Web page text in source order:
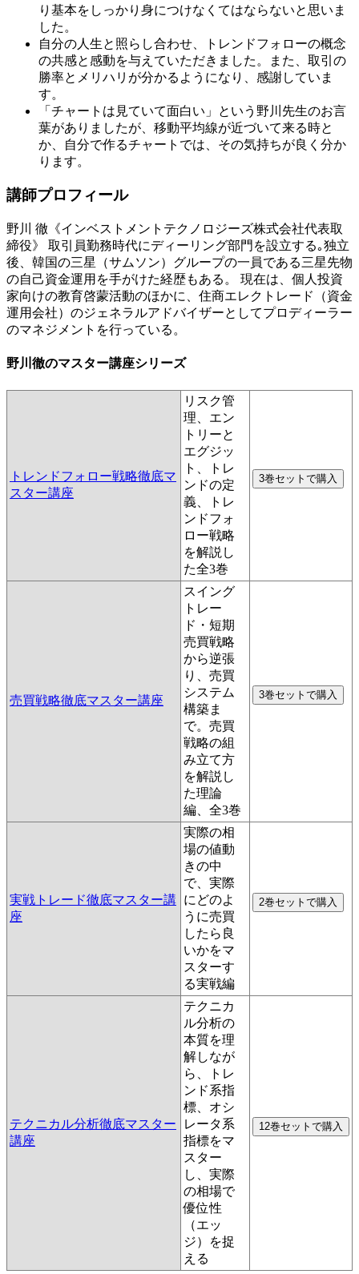
り基本をしっかり身につけなくてはならないと思いま
した。
自分の人生と照らし合わせ、トレンドフォローの概念
の共感と感動を与えていただきました。また、取引の
勝率とメリハリが分かるようになり、感謝していま
す。
「チャートは見ていて面白い」という野川先生のお言
葉がありましたが、移動平均線が近づいて来る時と
か、自分で作るチャートでは、その気持ちが良く分か
ります。
講師プロフィール
野川 徹《インベストメントテクノロジーズ株式会社代表取
締役》 取引員勤務時代にディーリング部門を設立する｡独立
後、韓国の三星（サムソン）グループの一員である三星先物
の自己資金運用を手がけた経歴もある。 現在は、個人投資
家向けの教育啓蒙活動のほかに、住商エレクトレード（資金
運用会社）のジェネラルアドバイザーとしてプロディーラー
のマネジメントを行っている。
野川徹のマスター講座シリーズ
トレンドフォロー戦略徹底マ
スター講座
リスク管
理、エン
トリーと
エグジッ
ト、トレ
ンドの定
義、トレ
ンドフォ
ロー戦略
を解説し
た全3巻
売買戦略徹底マスター講座
スイング
トレー
ド・短期
売買戦略
から逆張
り、売買
システム
構築ま
で。売買
戦略の組
み立て方
を解説し
た理論
編、全3巻
実戦トレード徹底マスター講
座
実際の相
場の値動
きの中
で、実際
にどのよ
うに売買
したら良
いかをマ
スターす
る実戦編
テクニカル分析徹底マスター
講座
テクニカ
ル分析の
本質を理
解しなが
ら、トレ
ンド系指
標、オシ
レータ系
指標をマ
スター
し、実際
の相場で
優位性
（エッ
ジ）を捉
える